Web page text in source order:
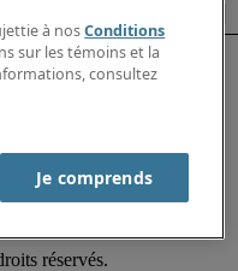
réservés.
à nosConditions
sur les témoins et la
consultez
Je comprends